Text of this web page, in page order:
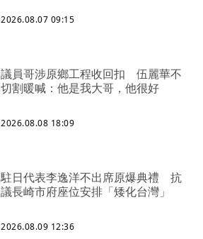
2026.08.07 09:15
議員哥涉原鄉工程收回扣 伍麗華不
切割暖喊：他是我大哥，他很好
2026.08.08 18:09
駐日代表李逸洋不出席原爆典禮 抗
議長崎市府座位安排「矮化台灣」
2026.08.09 12:36